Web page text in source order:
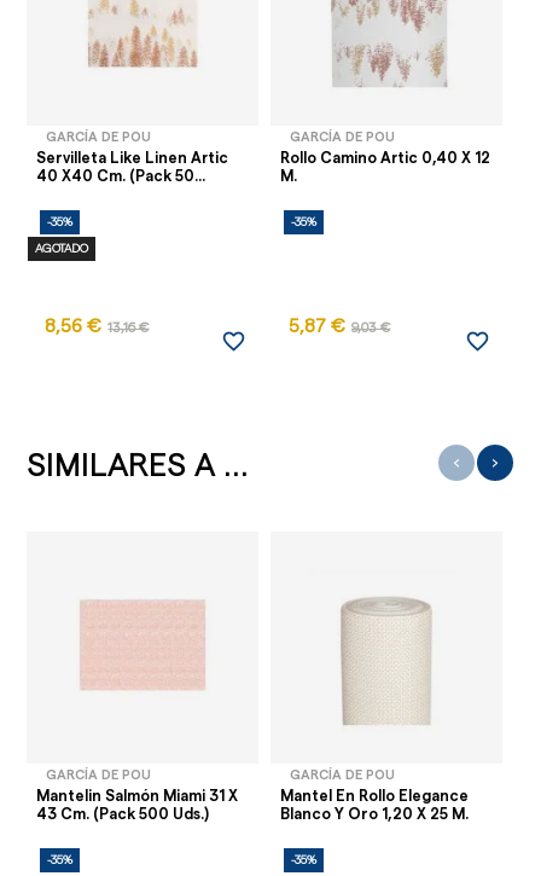
GARCÍA DE POU
Servilleta Like Linen Artic
40 X40 Cm. (Pack 50...
-35%
AGOTADO
8,56 € 13,16 €
favorite_border
GARCÍA DE POU
Rollo Camino Artic 0,40 X 12
M.
-35%
5,87 € 9,03 €
favorite_border
SIMILARES A ...
GARCÍA DE POU
Mantelin Salmón Miami 31 X
43 Cm. (Pack 500 Uds.)
-35%
GARCÍA DE POU
Mantel En Rollo Elegance
Blanco Y Oro 1,20 X 25 M.
-35%
‹ ›